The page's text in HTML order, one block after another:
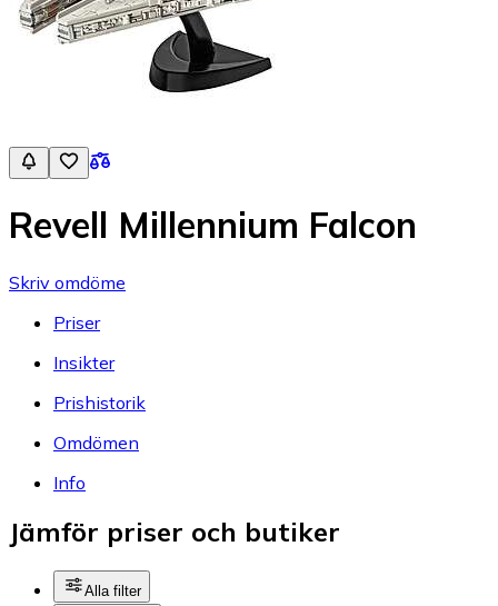
Revell Millennium Falcon
Skriv omdöme
Priser
Insikter
Prishistorik
Omdömen
Info
Jämför priser och butiker
Alla filter